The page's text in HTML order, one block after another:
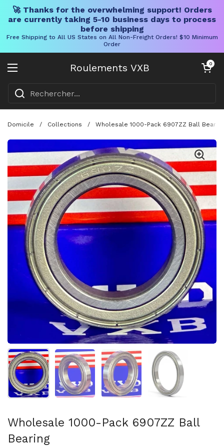
🚀 Thanks for the overwhelming support! Orders
are currently taking 5-10 business days to process
before shipping
Free Shipping to All US States on All Non-Freight Orders! $10 Minimum
Order
Roulements VXB
Ouvrir le menu
Chariot
0
Domicile / Collections / Wholesale 1000-Pack 6907ZZ Ball Bearing
Afficher la diapositive 1Afficher la diapositive 2Afficher la diapositive 3
Afficher la
Wholesale 1000-Pack 6907ZZ Ball
Bearing